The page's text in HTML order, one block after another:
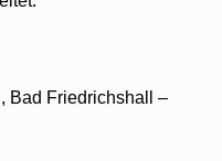
Bad Friedrichshall –